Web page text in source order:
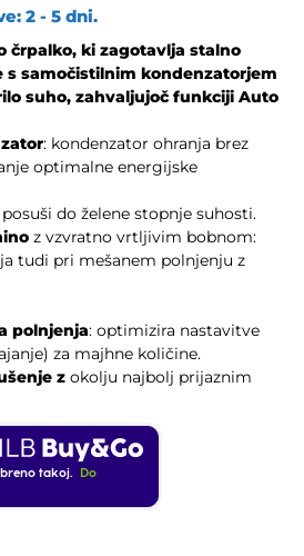
2 - 5 dni.
črpalko, ki zagotavlja stalno
s samočistilnim kondenzatorjem
suho, zahvaljujoč funkciji Auto
: kondenzator ohranja brez
optimalne energijske
do želene stopnje suhosti.
z vzvratno vrtljivim bobnom:
tudi pri mešanem polnjenju z
polnjenja: optimizira nastavitve
za majhne količine.
z okolju najbolj prijaznim
takoj.
Do